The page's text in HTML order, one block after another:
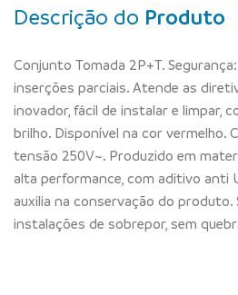
Descrição do Produto
Conjunto Tomada 2P+T.
inserções parciais. Atende as
inovador, fácil de instalar e limpar,
brilho. Disponível na cor vermelho.
tensão 250V~. Produzido em
alta performance, com aditivo anti
auxilia na conservação do produto.
instalações de sobrepor, sem